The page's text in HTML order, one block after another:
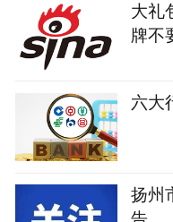
大礼
牌不
六大
扬州